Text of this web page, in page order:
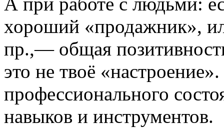
хороший «продажник»,
пр.,— общая
это не твоё
профессионального
навыков и инструментов.